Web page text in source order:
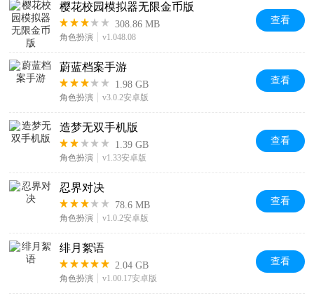
樱花校园模拟器无限金币版
308.86 MB
角色扮演 v1.048.08
查看
蔚蓝档案手游
1.98 GB
角色扮演 v3.0.2安卓版
查看
造梦无双手机版
1.39 GB
角色扮演 v1.33安卓版
查看
忍界对决
78.6 MB
角色扮演 v1.0.2安卓版
查看
绯月絮语
2.04 GB
角色扮演 v1.00.17安卓版
查看